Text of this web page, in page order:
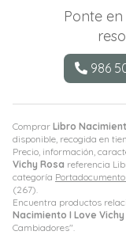
Comprar Libro
disponible, recogida en
Precio, información,
Vichy Rosa referencia
categoría
(267).
Encuentra productos
Nacimiento I Love Vichy
Cambiadores".
Ponte
986